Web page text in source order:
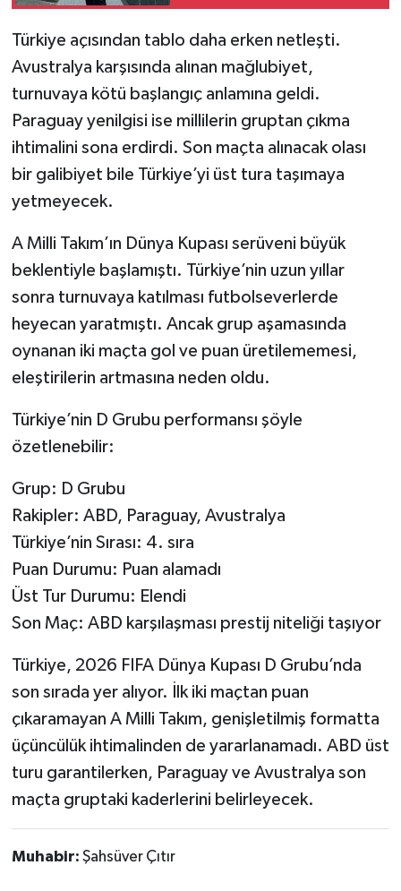
Türkiye açısından tablo daha erken netleşti.
Avustralya karşısında alınan mağlubiyet,
turnuvaya kötü başlangıç anlamına geldi.
Paraguay yenilgisi ise millilerin gruptan çıkma
ihtimalini sona erdirdi. Son maçta alınacak olası
bir galibiyet bile Türkiye’yi üst tura taşımaya
yetmeyecek.
A Milli Takım’ın Dünya Kupası serüveni büyük
beklentiyle başlamıştı. Türkiye’nin uzun yıllar
sonra turnuvaya katılması futbolseverlerde
heyecan yaratmıştı. Ancak grup aşamasında
oynanan iki maçta gol ve puan üretilememesi,
eleştirilerin artmasına neden oldu.
Türkiye’nin D Grubu performansı şöyle
özetlenebilir:
Grup: D Grubu
Rakipler: ABD, Paraguay, Avustralya
Türkiye’nin Sırası: 4. sıra
Puan Durumu: Puan alamadı
Üst Tur Durumu: Elendi
Son Maç: ABD karşılaşması prestij niteliği taşıyor
Türkiye, 2026 FIFA Dünya Kupası D Grubu’nda
son sırada yer alıyor. İlk iki maçtan puan
çıkaramayan A Milli Takım, genişletilmiş formatta
üçüncülük ihtimalinden de yararlanamadı. ABD üst
turu garantilerken, Paraguay ve Avustralya son
maçta gruptaki kaderlerini belirleyecek.
Muhabir: Şahsüver Çıtır